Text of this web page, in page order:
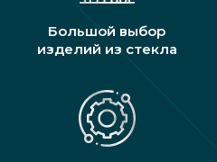
Большой выбор
изделий из стекла